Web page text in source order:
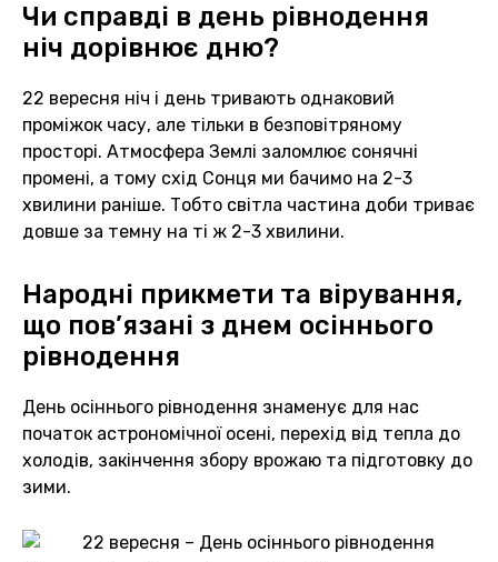
Чи справді в день рівнодення
ніч дорівнює дню?
22 вересня ніч і день тривають однаковий
проміжок часу, але тільки в безповітряному
просторі. Атмосфера Землі заломлює сонячні
промені, а тому схід Сонця ми бачимо на 2-3
хвилини раніше. Тобто світла частина доби триває
довше за темну на ті ж 2-3 хвилини.
Народні прикмети та вірування,
що пов’язані з днем осіннього
рівнодення
День осіннього рівнодення знаменує для нас
початок астрономічної осені, перехід від тепла до
холодів, закінчення збору врожаю та підготовку до
зими.